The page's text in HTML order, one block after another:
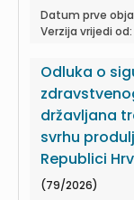
Datum prve
Verzija vrijedi od:
Odluka o
državljana
svrhu
Republici
(79/2026)